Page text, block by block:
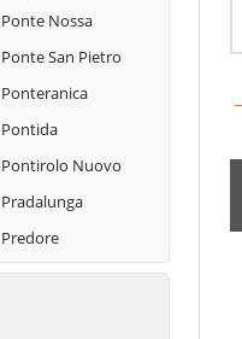
Ponte Nossa
Ponte San Pietro
Ponteranica
Pontida
Pontirolo Nuovo
Pradalunga
Predore
Premolo